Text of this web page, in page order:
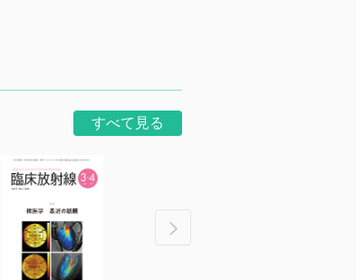
すべて見る